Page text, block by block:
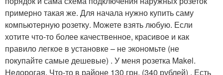
примерно такая же. Для начала нужно купить саму
компьютерную розетку. Можете взять любую. Если
хотите что-то более качественное, красивое и как
правило легкое в установке – не экономьте (не
покупайте самые дешевые) . У меня розетка Makel.
Недорогая. Что-то в районе 130 грн. (340 рублей) . Есть